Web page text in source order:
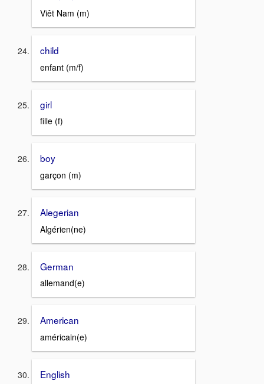
Viêt Nam (m)
child
enfant (m/f)
girl
fille (f)
boy
garçon (m)
Alegerian
Algérien(ne)
German
allemand(e)
American
américain(e)
English